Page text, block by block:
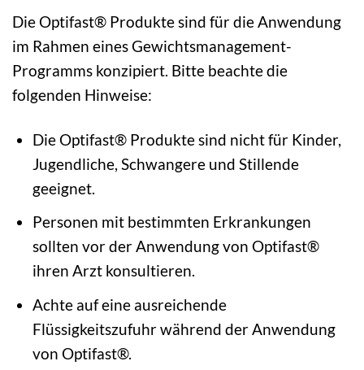
Die Optifast® Produkte sind für die Anwendung
im Rahmen eines Gewichtsmanagement-
Programms konzipiert. Bitte beachte die
folgenden Hinweise:
Die Optifast® Produkte sind nicht für Kinder,
Jugendliche, Schwangere und Stillende
geeignet.
Personen mit bestimmten Erkrankungen
sollten vor der Anwendung von Optifast®
ihren Arzt konsultieren.
Achte auf eine ausreichende
Flüssigkeitszufuhr während der Anwendung
von Optifast®.